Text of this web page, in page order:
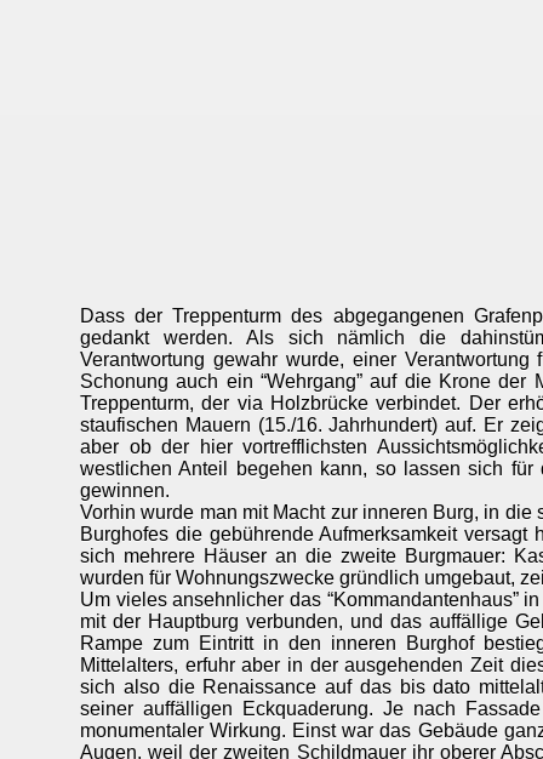
Dass der Treppenturm des abgegangenen
gedankt werden. Als sich nämlich die
Verantwortung gewahr wurde, einer
Schonung auch ein “Wehrgang” auf die Krone
Treppenturm, der via Holzbrücke verbindet. Der
staufischen Mauern (15./16. Jahrhundert) auf. Er
aber ob der hier vortrefflichsten
westlichen Anteil begehen kann, so lassen sich
gewinnen.
Vorhin wurde man mit Macht zur inneren Burg, in
Burghofes die gebührende Aufmerksamkeit
sich mehrere Häuser an die zweite Burgmauer:
wurden für Wohnungszwecke gründlich umgebaut,
Um vieles ansehnlicher das “Kommandantenhaus”
mit der Hauptburg verbunden, und das auffällige
Rampe zum Eintritt in den inneren Burghof
Mittelalters, erfuhr aber in der ausgehenden Zeit
sich also die Renaissance auf das bis dato
seiner auffälligen Eckquaderung. Je nach
monumentaler Wirkung. Einst war das Gebäude
Augen, weil der zweiten Schildmauer ihr oberer